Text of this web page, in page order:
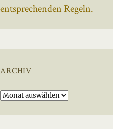
entsprechenden Regeln.
ARCHIV
Archiv